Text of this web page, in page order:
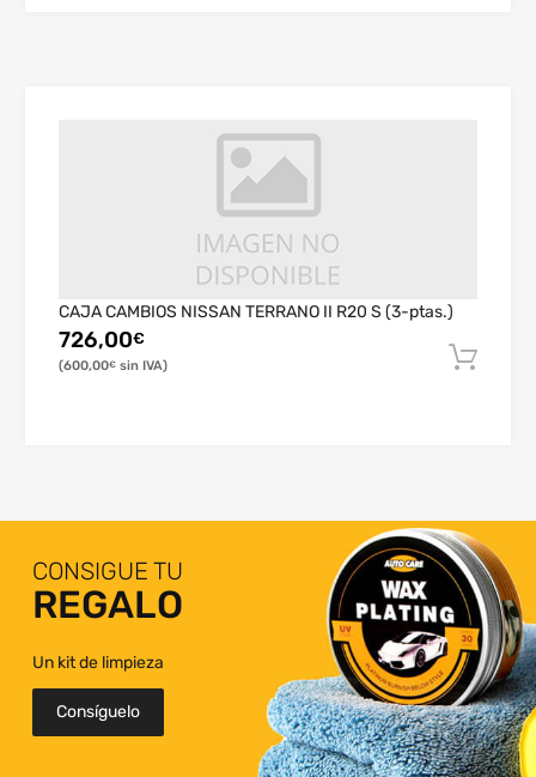
CAJA CAMBIOS NISSAN TERRANO II R20 S (3-ptas.)
726,00€
600,00€
CONSIGUE TU
REGALO
Un kit de limpieza
Consíguelo